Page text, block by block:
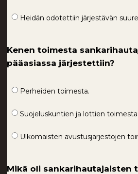
Heidän odotettiin järjestävän
Kenen toimesta
pääasiassa järjestettiin?
Perheiden toimesta.
Suojeluskuntien ja lottien toimesta.
Ulkomaisten avustusjärjestöjen
Mikä oli sankarihautajaisten